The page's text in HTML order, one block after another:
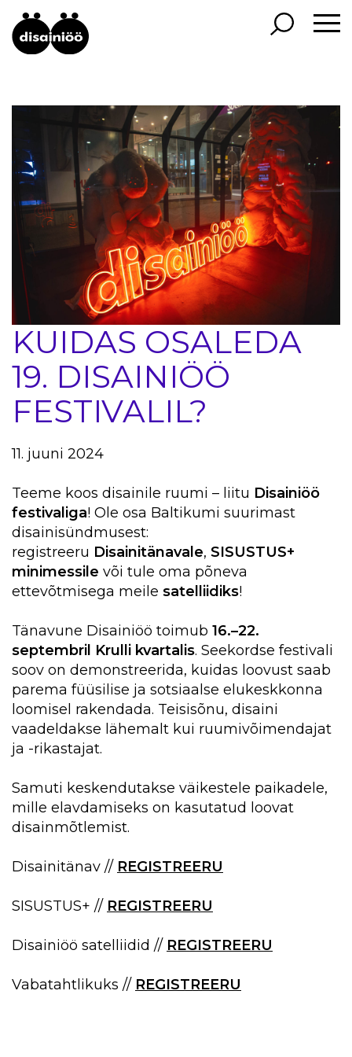
KUIDAS OSALEDA
19. DISAINIÖÖ
FESTIVALIL?
11. juuni 2024
Teeme koos disainile ruumi – liitu Disainiöö
festivaliga! Ole osa Baltikumi suurimast
disainisündmusest:
registreeru Disainitänavale, SISUSTUS+
minimessile või tule oma põneva
ettevõtmisega meile satelliidiks!
Tänavune Disainiöö toimub 16.–22.
septembril Krulli kvartalis. Seekordse festivali
soov on demonstreerida, kuidas loovust saab
parema füüsilise ja sotsiaalse elukeskkonna
loomisel rakendada. Teisisõnu, disaini
vaadeldakse lähemalt kui ruumivõimendajat
ja -rikastajat.
Samuti keskendutakse väikestele paikadele,
mille elavdamiseks on kasutatud loovat
disainmõtlemist.
Disainitänav // REGISTREERU
SISUSTUS+ // REGISTREERU
Disainiöö satelliidid // REGISTREERU
Vabatahtlikuks // REGISTREERU